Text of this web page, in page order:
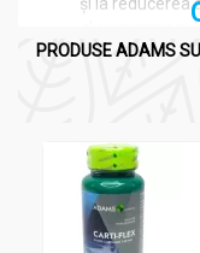
și la reducerea
persoanele
ceea ce poate
la scăderea în
Controlul
absorbția
PRODUSE ADAMS